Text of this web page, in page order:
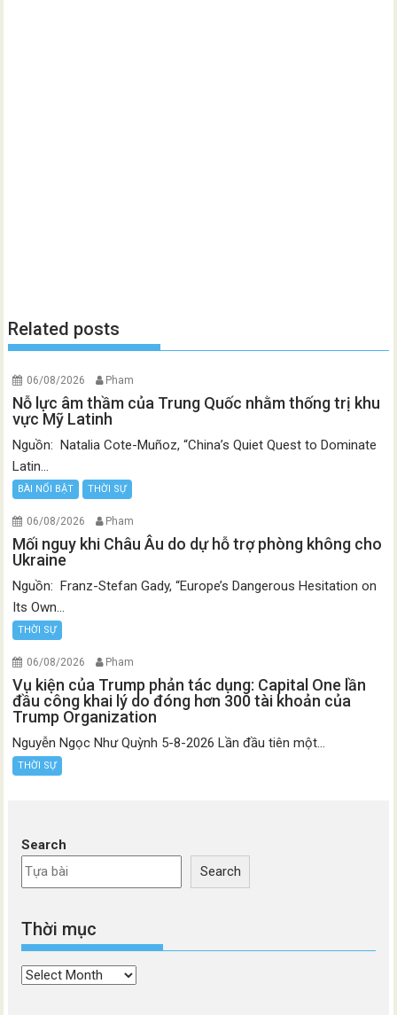
Related posts
06/08/2026 Pham
Nỗ lực âm thầm của Trung Quốc nhằm thống trị khu
vực Mỹ Latinh
Nguồn: Natalia Cote-Muñoz, “China’s Quiet Quest to Dominate
Latin...
BÀI NỔI BẬT THỜI SỰ
06/08/2026 Pham
Mối nguy khi Châu Âu do dự hỗ trợ phòng không cho
Ukraine
Nguồn: Franz-Stefan Gady, “Europe’s Dangerous Hesitation on
Its Own...
THỜI SỰ
06/08/2026 Pham
Vụ kiện của Trump phản tác dụng: Capital One lần
đầu công khai lý do đóng hơn 300 tài khoản của
Trump Organization
Nguyễn Ngọc Như Quỳnh 5-8-2026 Lần đầu tiên một...
THỜI SỰ
Search
Search
Thời mục
Thời